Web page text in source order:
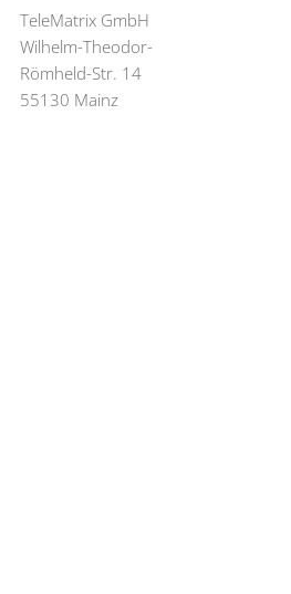
TeleMatrix GmbH
Wilhelm-Theodor-
Römheld-Str. 14
55130 Mainz